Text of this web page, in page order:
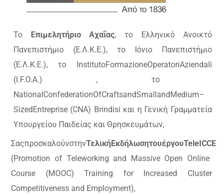
Το Επιμελητήριο Αχαΐας, το Ελληνικό Ανοικτό
Πανεπιστήμιο (Ε.Λ.Κ.Ε.), το Ιόνιο Πανεπιστήμιο
(Ε.Λ.Κ.Ε.), το
InstitutoFormazioneOperatoriAziendali
(I .F.O.A.) , το
National ConfederationOfCraftsandSmall and Medium–
Sized Entreprise(CNA) Brindisi και η Γενική Γραμματεία
Υπουργείου Παιδείας και Θρησκευμάτων,
ΣαςπροσκαλούνστηνΤελικήΕκδήλωσητουέργουTeleICCE
(Promotion of Teleworking and Massive Open Online
Course (MOOC) Training for Increased Cluster
Competitiveness and Employment),